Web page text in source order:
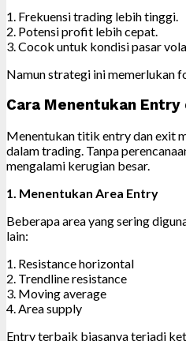
1. Frekuensi trading lebih tinggi.
2. Potensi profit lebih cepat.
3. Cocok untuk kondisi pasar
Namun strategi ini memerlukan
Cara Menentukan
Menentukan titik entry dan exit
dalam trading. Tanpa
mengalami kerugian besar.
1. Menentukan Area Entry
Beberapa area yang sering
lain:
1. Resistance horizontal
2. Trendline resistance
3. Moving average
4. Area supply
Entry terbaik biasanya terjadi